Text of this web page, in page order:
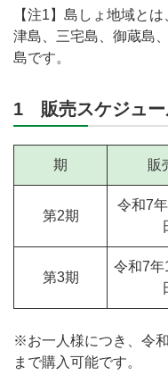
【注1】島しょ地域と
津島、三宅島、御蔵島
島です。
1 販売スケジュー
期 販
第2期
令和7
第3期
令和7年
※お一人様につき、令
まで購入可能です。